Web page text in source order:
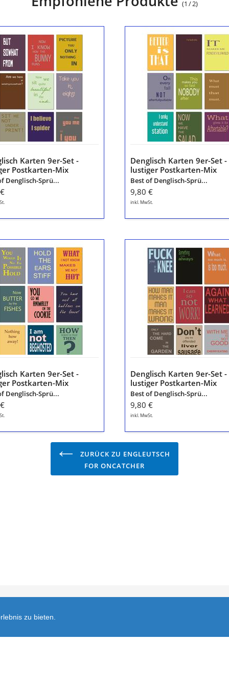
(1 /2)
Karten 9er-Set -
Postkarten-Mix
for Oncatcher"
bäcker
Denglisch-Sprü...
Denglisch
Karten
Postkarten-
"Engleutsch
Oncatcher"
bäcker
Denglisch Karten 9er-Set -
lustiger Postkarten-Mix
"Engleutsch for
von tom bäcker
Best of Denglisch-Sprü...
9,80 €
inkl. MwSt.
Karten 9er-Set -
Postkarten-Mix
for Oncatcher"
bäcker
Denglisch-Sprü...
Denglisch
Karten
lustiger
Postkarten-
"Engleutsch
Oncatcher"
bäcker
Denglisch Karten 9er-Set -
lustiger Postkarten-Mix
"Engleutsch for
von tom bäcker
Best of Denglisch-Sprü...
9,80 €
inkl. MwSt.
ZURÜCK ZU ENGLEUTSCH
FOR ONCATCHER
zu bieten.